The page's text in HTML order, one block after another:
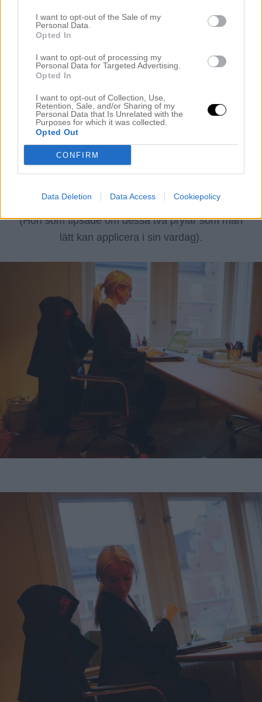
I want to opt-out of the Sale of my
Personal Data.
Opted In
I want to opt-out of processing my
Personal Data for Targeted Advertising.
Opted In
I want to opt-out of Collection, Use,
Retention, Sale, and/or Sharing of my
Personal Data that Is Unrelated with the
Purposes for which it was collected.
Opted Out
CONFIRM
Data Deletion Data Access Cookiepolicy
Jag har startat en ny kategori i bloggen, ”Dasha
vill. Senaste i min uppdatering är att jag börjat
men senaste året har den ballt ur fullständigt. Jag
satte mig och googlade omkring och så beställde
jag ensådan här platta ni ser på bilden
sån här fjäril.Givetvis räcker det säkert med bara
en av dessa prylar men jag har gått all in. Till min
viktigaste målen i min träning, bättra på hållningen.
(Hon som tipsade om dessa två prylar som man
lätt kan applicera i sin vardag).